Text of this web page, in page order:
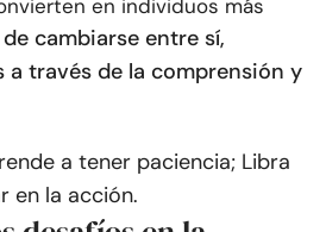
en individuos más
cambiarse entre sí,
través de la comprensión y
a tener paciencia; Libra
en la acción.